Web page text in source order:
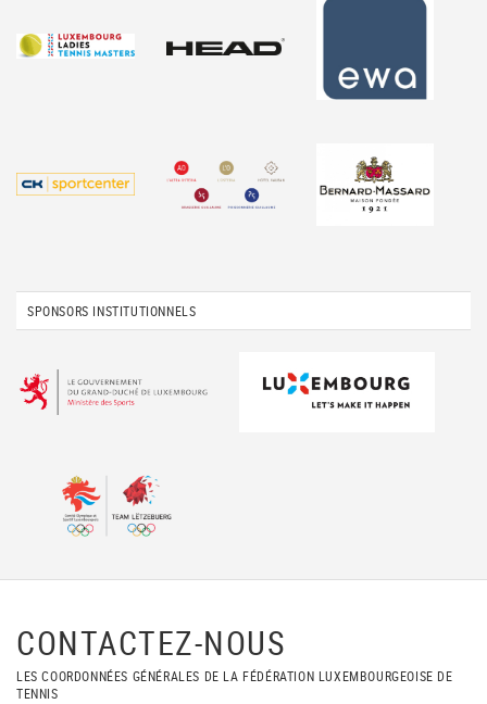
SPONSORS INSTITUTIONNELS
CONTACTEZ-NOUS
LES COORDONNÉES GÉNÉRALES DE LA FÉDÉRATION LUXEMBOURGEOISE DE
TENNIS